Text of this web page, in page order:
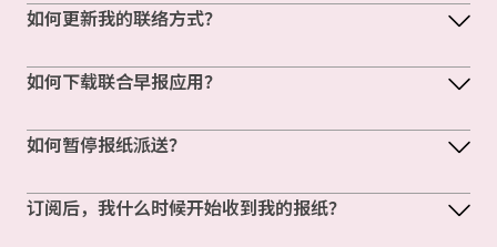
如何更新我的联络方式？
如何下载联合早报应用？
如何暂停报纸派送？
订阅后，我什么时候开始收到我的报纸？